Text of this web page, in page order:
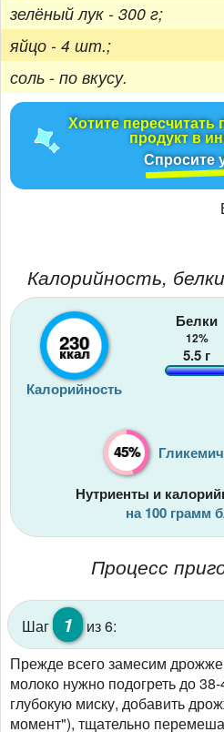
зелёный лук - 300 г;
яйцо - 4 шт.;
соль - по вкусу.
Хотите
продукт в
Спросите
Калорийность,
230
ккал
Калорийность
Белки
12%
5.5 г
45%
Нутриенты и
на 100 грамм
Процесс
Шаг 1
из 6:
Прежде всего замесим
молоко нужно подогреть до
глубокую миску, добавить
момент"), тщательно